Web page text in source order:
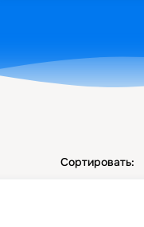
Сортировать: